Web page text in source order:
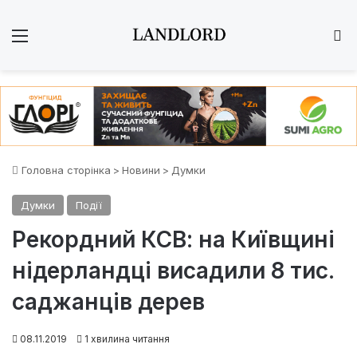
Головна сторінка > Новини > Думки
Думки Події
Рекордний КСВ: на Київщині
нідерландці висадили 8 тис.
саджанців дерев
08.11.2019 1 хвилина читання